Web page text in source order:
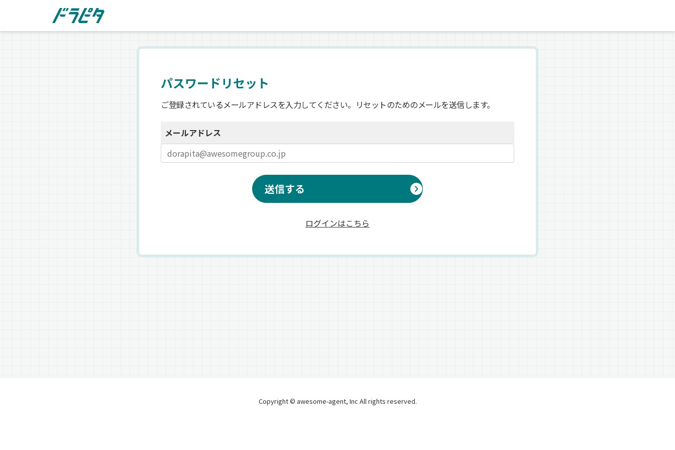
パスワードリセット
ご登録されているメールアドレスを入力してください。リセットのためのメールを送信します。
メールアドレス
送信する
ログインはこちら
Copyright © awesome-agent, Inc All rights reserved.